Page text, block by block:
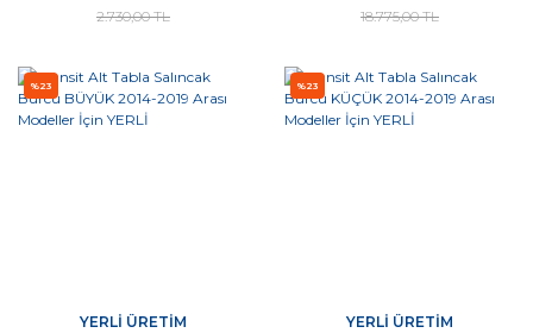
2.730,00 TL
ORJİNAL
18.775,00 TL
%23
YERLİ ÜRETİM
%23
YERLİ ÜRETİM